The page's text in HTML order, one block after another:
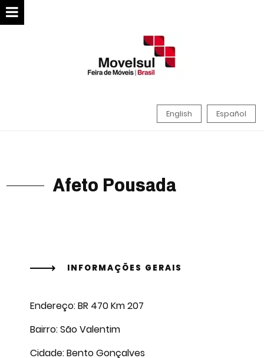
English Español
Afeto Pousada
INFORMAÇÕES GERAIS
Endereço: BR 470 Km 207
Bairro: São Valentim
Cidade: Bento Gonçalves